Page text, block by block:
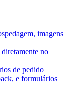
imagens
no
de pedido
e formulários